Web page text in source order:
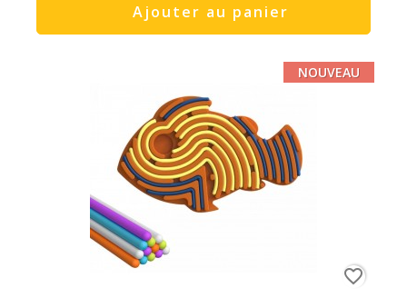
Ajouter au panier
NOUVEAU
favorite_border